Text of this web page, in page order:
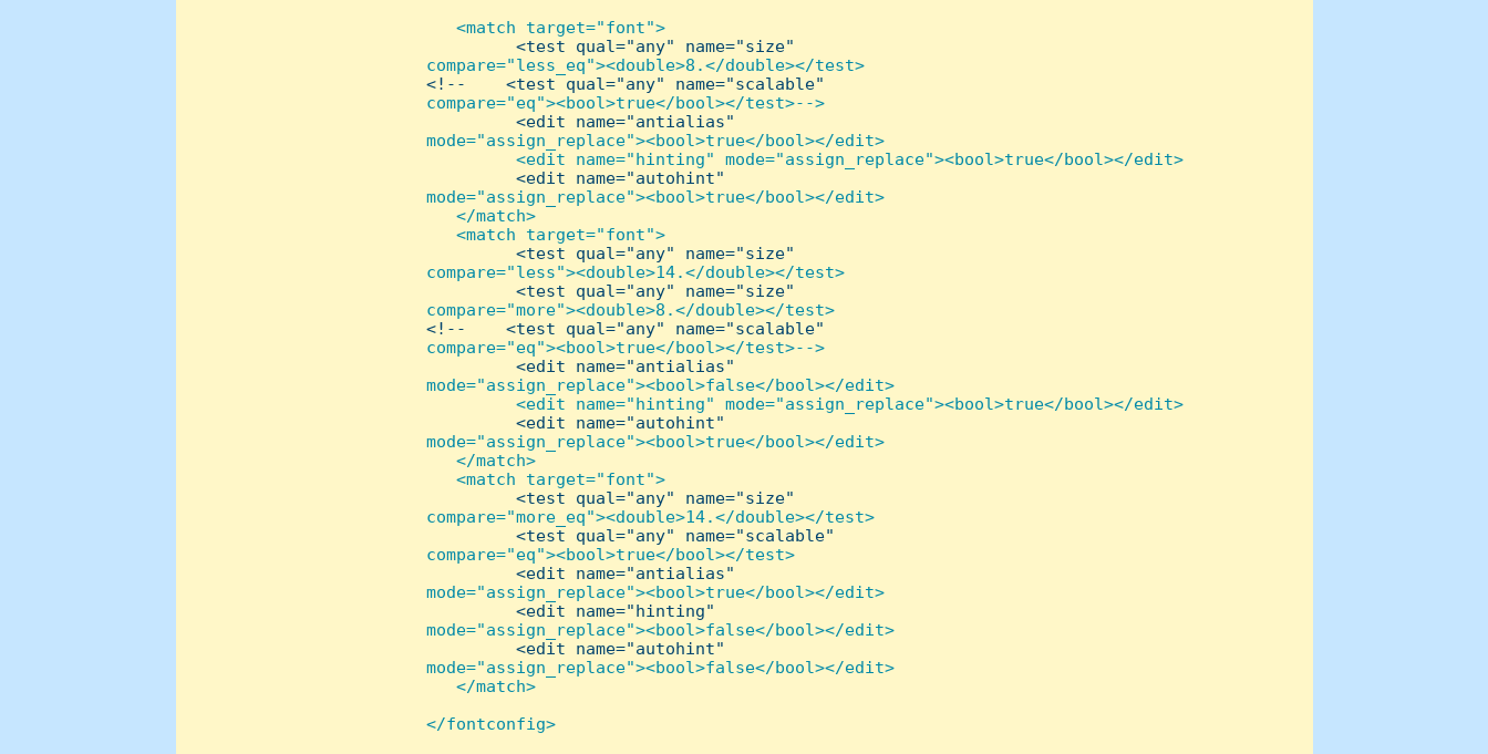
   <match target="font">
         <test qual="any" name="size"
compare="less_eq"><double>8.</double></test>
<!--    <test qual="any" name="scalable"
compare="eq"><bool>true</bool></test>-->
         <edit name="antialias"
mode="assign_replace"><bool>true</bool></edit>
          <edit name="hinting" mode="assign_replace"><bool>true</bool></edit>
         <edit name="autohint"
mode="assign_replace"><bool>true</bool></edit>
    </match>
    <match target="font">
         <test qual="any" name="size"
compare="less"><double>14.</double></test>
         <test qual="any" name="size"
compare="more"><double>8.</double></test>
<!--    <test qual="any" name="scalable"
compare="eq"><bool>true</bool></test>-->
         <edit name="antialias"
mode="assign_replace"><bool>false</bool></edit>
          <edit name="hinting" mode="assign_replace"><bool>true</bool></edit>
         <edit name="autohint"
mode="assign_replace"><bool>true</bool></edit>
    </match>
    <match target="font">
         <test qual="any" name="size"
compare="more_eq"><double>14.</double></test>
         <test qual="any" name="scalable"
compare="eq"><bool>true</bool></test>
         <edit name="antialias"
mode="assign_replace"><bool>true</bool></edit>
         <edit name="hinting"
mode="assign_replace"><bool>false</bool></edit>
         <edit name="autohint"
mode="assign_replace"><bool>false</bool></edit>
    </match>
</fontconfig>